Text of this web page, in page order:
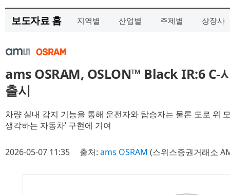
보도자료 홈 지역별 산업별 주제별 상장사
ams OSRAM, OSLON™ Black IR:6 C-
출시
차량 실내 감지 기능을 통해 운전자와 탑승자는 물론 도로 위
생각하는 자동차’ 구현에 기여
2026-05-07 11:35 출처: ams OSRAM (스위스증권거래소